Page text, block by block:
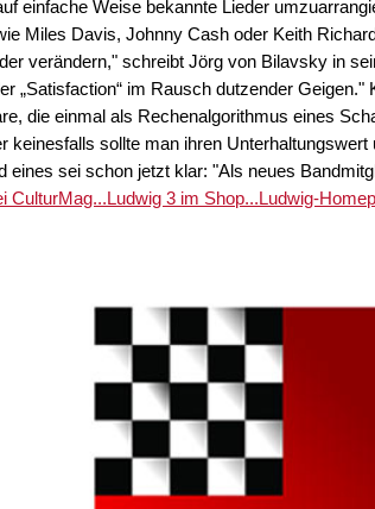
einfache Weise bekannte Lieder
Miles Davis, Johnny Cash oder Keith
verändern," schreibt Jörg von Bilavsky in
„Satisfaction“ im Rausch dutzender
die einmal als Rechenalgorithmus eines
keinesfalls sollte man ihren
eines sei schon jetzt klar: "Als neues
CulturMag...Ludwig 3 im Shop...Ludwig-